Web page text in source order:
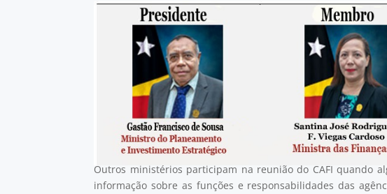
Outros ministérios participam na reunião do CAFI quando
informação sobre as funções e responsabilidades das